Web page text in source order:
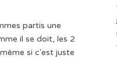
partis une
il se doit, les 2
si c'est juste